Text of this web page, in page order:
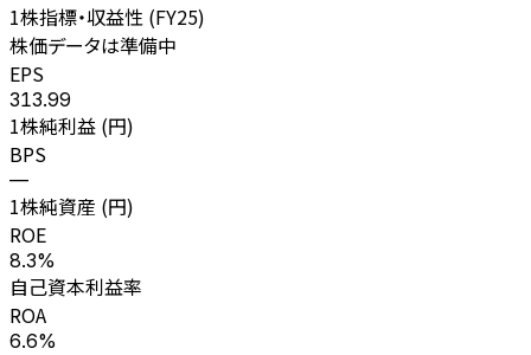
1株指標・収益性 (FY25)
株価データは準備中
EPS
313.99
1株純利益 (円)
BPS
—
1株純資産 (円)
ROE
8.3%
自己資本利益率
ROA
6.6%